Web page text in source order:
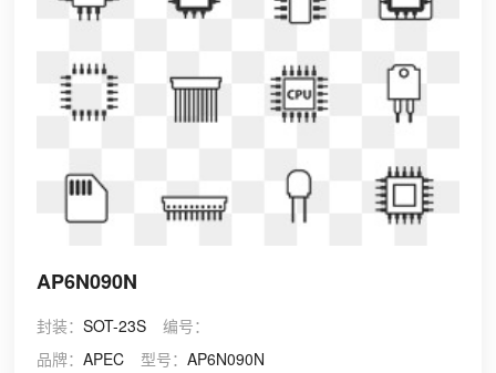
AP6N090N
封装：SOT-23S
编号：
品牌：APEC 型号：AP6N090N